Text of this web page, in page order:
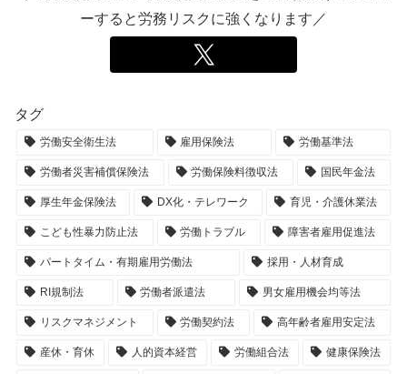
ーすると労務リスクに強くなります／
タグ
労働安全衛生法 雇用保険法 労働基準法
労働者災害補償保険法 労働保険料徴収法 国民年金法
厚生年金保険法 DX化・テレワーク 育児・介護休業法
こども性暴力防止法 労働トラブル 障害者雇用促進法
パートタイム・有期雇用労働法 採用・人材育成
RI規制法 労働者派遣法 男女雇用機会均等法
リスクマネジメント 労働契約法 高年齢者雇用安定法
産休・育休 人的資本経営 労働組合法 健康保険法